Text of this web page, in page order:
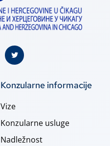
Konzularne informacije
Vize
Konzularne usluge
Nadležnost